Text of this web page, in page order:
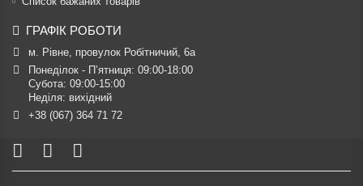
ГРАФІК РОБОТИ
м. Рівне, провулок Робітничий, 6а
Понеділок - П’ятниця: 09:00-18:00
Субота: 09:00-15:00
Неділя: вихідний
+38 (067) 364 71 72